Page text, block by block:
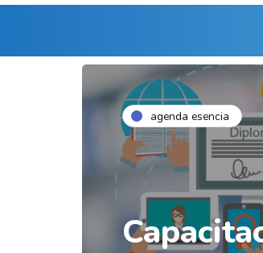
agenda esencia